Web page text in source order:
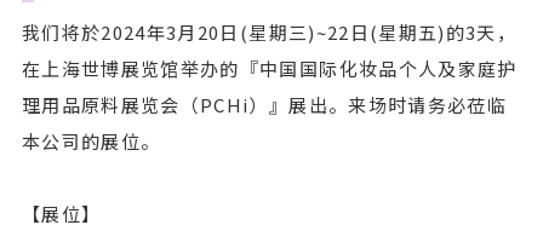
我们将於2024年3月20日(星期三)~22日(星期五)的3天，
在上海世博展览馆举办的『中国国际化妆品个人及家庭护
理用品原料展览会（PCHi）』展出。来场时请务必莅临
本公司的展位。
【展位】